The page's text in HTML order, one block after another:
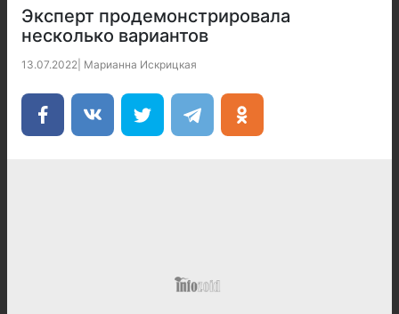
Эксперт продемонстрировала
несколько вариантов
13.07.2022 Марианна Искрицкая